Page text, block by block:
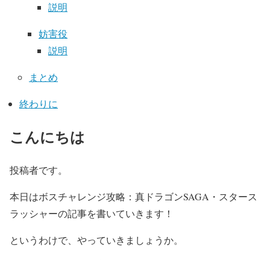
説明
妨害役
説明
まとめ
終わりに
こんにちは
投稿者です。
本日はボスチャレンジ攻略：真ドラゴンSAGA・スタース
ラッシャーの記事を書いていきます！
というわけで、やっていきましょうか。